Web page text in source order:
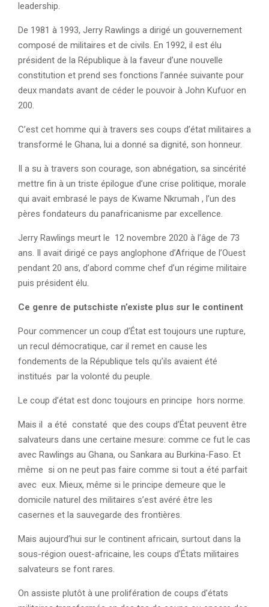
leadership.
De 1981 à 1993, Jerry Rawlings a dirigé un gouvernement
composé de militaires et de civils. En 1992, il est élu
président de la République à la faveur d’une nouvelle
constitution et prend ses fonctions l’année suivante pour
deux mandats avant de céder le pouvoir à John Kufuor en
200.
C’est cet homme qui à travers ses coups d’état militaires a
transformé le Ghana, lui a donné sa dignité, son honneur.
Il a su à travers son courage, son abnégation, sa sincérité
mettre fin à un triste épilogue d’une crise politique, morale
qui avait embrasé le pays de Kwame Nkrumah , l’un des
pères fondateurs du panafricanisme par excellence.
Jerry Rawlings meurt le 12 novembre 2020 à l’âge de 73
ans. Il avait dirigé ce pays anglophone d’Afrique de l’Ouest
pendant 20 ans, d’abord comme chef d’un régime militaire
puis président élu.
Ce genre de putschiste n’existe plus sur le continent
Pour commencer un coup d’État est toujours une rupture,
un recul démocratique, car il remet en cause les
fondements de la République tels qu’ils avaient été
institués par la volonté du peuple.
Le coup d’état est donc toujours en principe hors norme.
Mais il a été constaté que des coups d’État peuvent être
salvateurs dans une certaine mesure: comme ce fut le cas
avec Rawlings au Ghana, ou Sankara au Burkina-Faso. Et
même si on ne peut pas faire comme si tout a été parfait
avec eux. Mieux, même si le principe demeure que le
domicile naturel des militaires s’est avéré être les
casernes et la sauvegarde des frontières.
Mais aujourd’hui sur le continent africain, surtout dans la
sous-région ouest-africaine, les coups d’États militaires
salvateurs se font rares.
On assiste plutôt à une prolifération de coups d’états